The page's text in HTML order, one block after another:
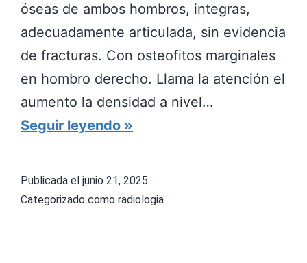
óseas de ambos hombros, integras,
adecuadamente articulada, sin evidencia
de fracturas. Con osteofitos marginales
en hombro derecho. Llama la atención el
aumento la densidad a nivel…
Seguir leyendo H
B
Publicada el junio 21, 2025
Categorizado como radiologia